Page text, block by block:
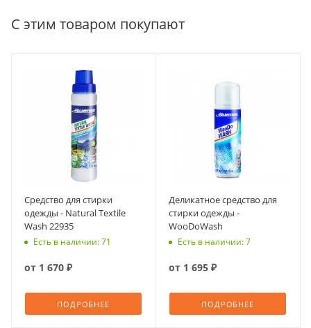
С этим товаром покупают
Средство для стирки
одежды - Natural Textile
Wash 22935
Есть в наличии: 71
от 1 670 ₽
ПОДРОБНЕЕ
Деликатное средство для
стирки одежды -
WooDoWash
Есть в наличии: 7
от 1 695 ₽
ПОДРОБНЕЕ